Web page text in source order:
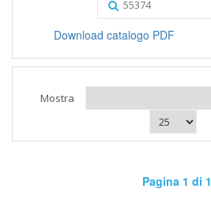
Download catalogo PDF
Mostra
Pagina 1 di 1